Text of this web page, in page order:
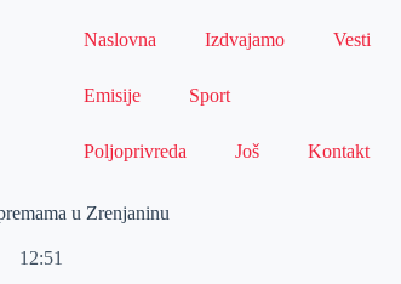
Naslovna Izdvajamo Vesti
Emisije Sport
Poljoprivreda Još Kontakt
u Zrenjaninu
12:51